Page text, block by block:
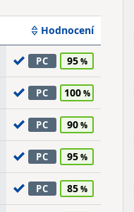
Hodnocení
PC 95
PC 100
PC 90
PC 95
PC 85